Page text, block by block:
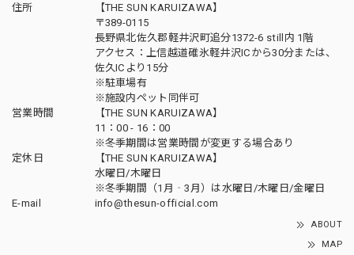
住所
【THE SUN KARUIZAWA】
〒389-0115
長野県北佐久郡軽井沢町追分1372-6 still内 1階
アクセス：上信越道碓氷軽井沢ICから30分または、
佐久ICより15分
※駐車場有
※施設内ペット同伴可
営業時間
【THE SUN KARUIZAWA】
11：00 - 16：00
※冬季期間は営業時間が変更する場合あり
定休日
【THE SUN KARUIZAWA】
水曜日/木曜日
※冬季期間（1月‐3月）は水曜日/木曜日/金曜日
E-mail
info@thesun-official.com
ABOUT
MAP